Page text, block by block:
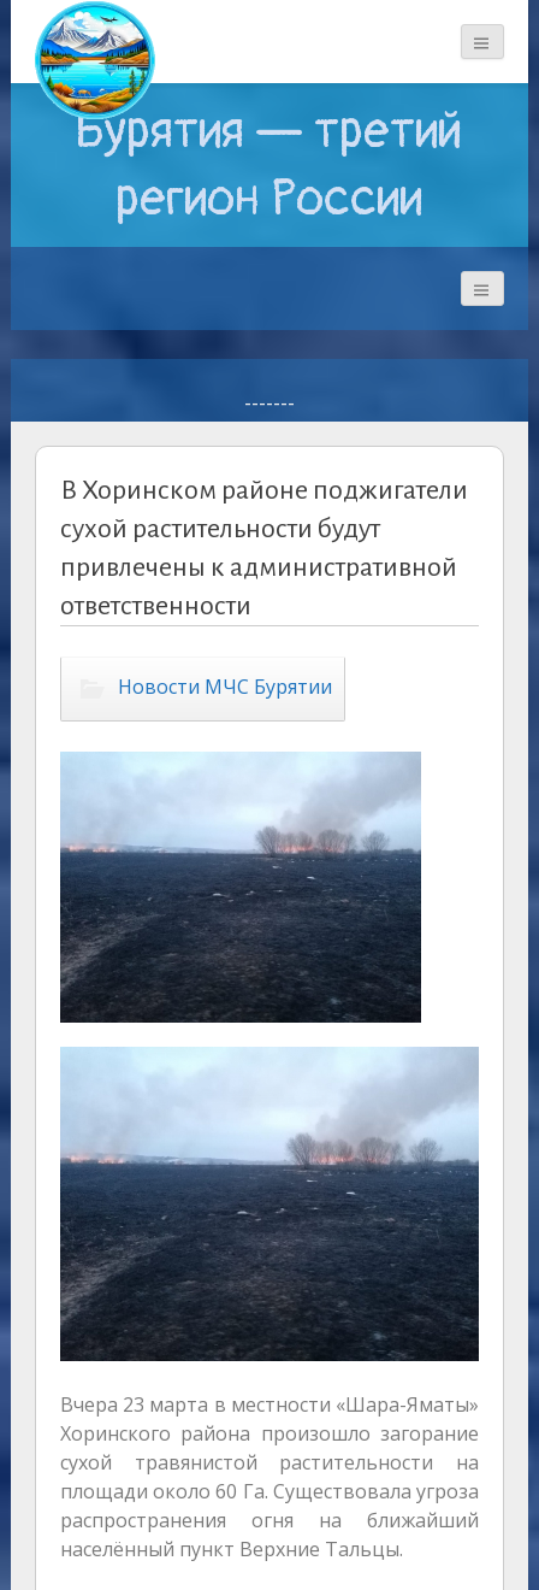
Бурятия — третий
регион России
-------
В Хоринском районе поджигатели
сухой растительности будут
привлечены к административной
ответственности
Новости МЧС Бурятии
Вчера 23 марта в местности «Шара-Яматы»
Хоринского района произошло загорание
сухой травянистой растительности на
площади около 60 Га. Существовала угроза
распространения огня на ближайший
населённый пункт Верхние Тальцы.